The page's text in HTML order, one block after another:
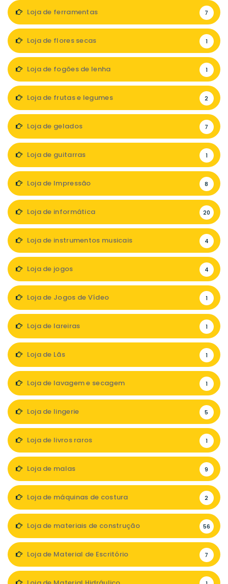
Loja de ferramentas 7
Loja de flores secas 1
Loja de fogões de lenha 1
Loja de frutas e legumes 2
Loja de gelados 7
Loja de guitarras 1
Loja de Impressão 8
Loja de informática 20
Loja de instrumentos musicais 4
Loja de jogos 4
Loja de Jogos de Vídeo 1
Loja de lareiras 1
Loja de Lãs 1
Loja de lavagem e secagem 1
Loja de lingerie 5
Loja de livros raros 1
Loja de malas 9
Loja de máquinas de costura 2
Loja de materiais de construção 56
Loja de Material de Escritório 7